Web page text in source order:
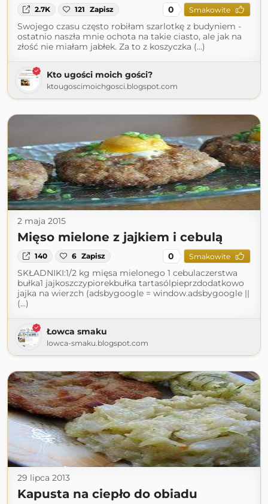
2.7K 121 Zapisz 0 Smakowite
Swojego czasu często robiłam szarlotkę z budyniem -
ostatnio naszła mnie ochota na takie ciasto, ale jak na
złość nie miałam jabłek. Za to z koszyczka (...)
Kto ugości moich gości?
ktougoscimoichgosci.blogspot.com
2 maja 2015
Mięso mielone z jajkiem i cebulą
140 6 Zapisz 0 Smakowite
SKŁADNIKI:1/2 kg mięsa mielonego 1 cebulaczerstwa
bułka1 jajkoszczypiorekbułka tartasólpieprzdodatkowo
jajka na wierzch (adsbygoogle = window.adsbygoogle ||
(...)
Łowca smaku
lowca-smaku.blogspot.com
29 lipca 2013
Kapusta na ciepło do obiadu